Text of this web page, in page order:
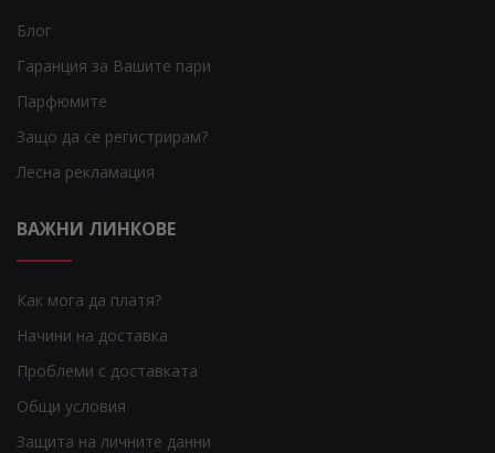
Блог
Гаранция за Вашите пари
Парфюмите
Защо да се регистрирам?
Лесна рекламация
ВАЖНИ ЛИНКОВЕ
Как мога да платя?
Начини на доставка
Проблеми с доставката
Общи условия
Защита на личните данни